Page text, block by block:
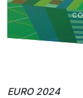
EURO 2024